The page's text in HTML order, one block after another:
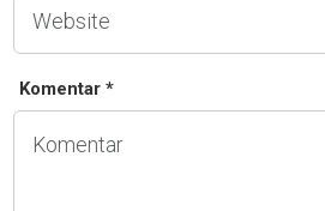
Komentar *